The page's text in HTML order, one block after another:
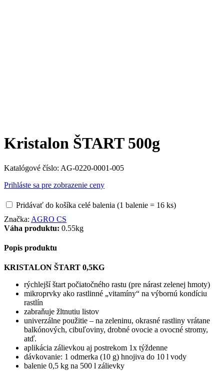
Kristalon ŠTART 500g
Katalógové číslo: AG-0220-0001-005
Prihláste sa pre zobrazenie ceny
Pridávať do košíka celé balenia (1 balenie = 16 ks)
Značka: AGRO CS
Váha produktu: 0.55kg
Popis produktu
KRISTALON ŠTART 0,5KG
rýchlejší štart počiatočného rastu (pre nárast zelenej hmoty)
mikroprvky ako rastlinné „vitamíny“ na výbornú kondíciu
rastlín
zabraňuje žltnutiu listov
univerzálne použitie – na zeleninu, okrasné rastliny vrátane
balkónových, cibuľoviny, drobné ovocie a ovocné stromy,
atď.
aplikácia zálievkou aj postrekom 1x týždenne
dávkovanie: 1 odmerka (10 g) hnojiva do 10 l vody
balenie 0,5 kg na 500 l zálievky